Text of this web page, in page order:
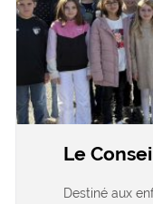
Le
Destiné aux